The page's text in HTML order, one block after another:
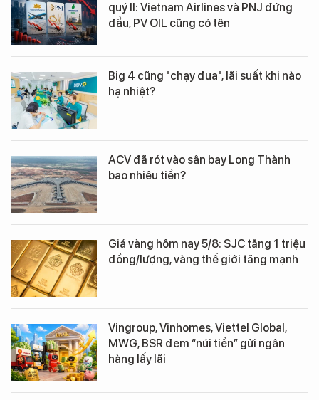
quý II: Vietnam Airlines và PNJ đứng
đầu, PV OIL cũng có tên
Big 4 cũng "chạy đua", lãi suất khi nào
hạ nhiệt?
ACV đã rót vào sân bay Long Thành
bao nhiêu tiền?
Giá vàng hôm nay 5/8: SJC tăng 1 triệu
đồng/lượng, vàng thế giới tăng mạnh
Vingroup, Vinhomes, Viettel Global,
MWG, BSR đem “núi tiền” gửi ngân
hàng lấy lãi